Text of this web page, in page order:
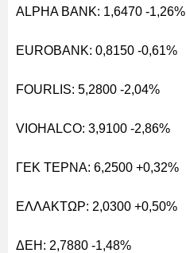
ALPHA BANK: 1,6470 -1,26%
EUROBANK: 0,8150 -0,61%
FOURLIS: 5,2800 -2,04%
VIOHALCO: 3,9100 -2,86%
ΓΕΚ ΤΕΡΝΑ: 6,2500 +0,32%
ΕΛΛΑΚΤΩΡ: 2,0300 +0,50%
ΔΕΗ: 2,7880 -1,48%